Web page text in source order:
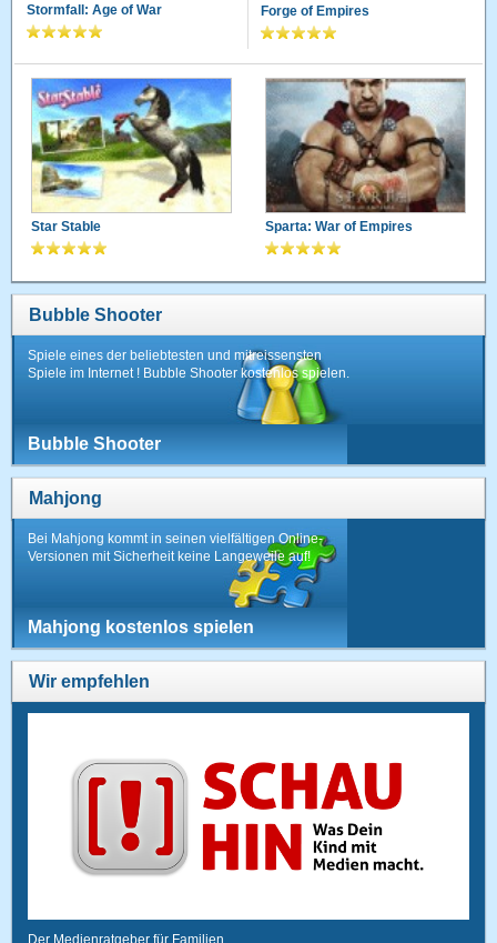
Stormfall: Age of War Forge of Empires
Star Stable Sparta: War of Empires
Bubble Shooter
Spiele eines der beliebtesten und mitreissensten
Spiele im Internet ! Bubble Shooter kostenlos spielen.
Bubble Shooter
Mahjong
Bei Mahjong kommt in seinen vielfältigen Online-
Versionen mit Sicherheit keine Langeweile auf!
Mahjong kostenlos spielen
Wir empfehlen
Der Medienratgeber für Familien